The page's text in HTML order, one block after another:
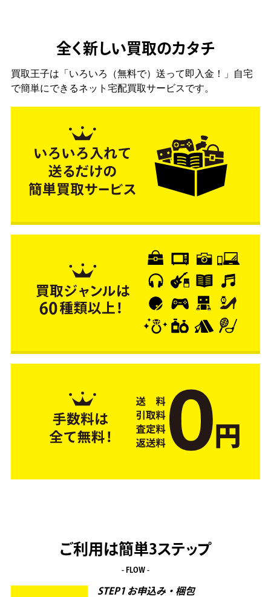
全く新しい買取のカタチ
買取王子は「いろいろ（無料で）送って即入金！」自宅
で簡単にできるネット宅配買取サービスです。
ご利用は簡単3ステップ
- FLOW -
STEP1 お申込み・梱包